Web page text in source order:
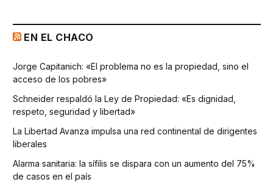
EN EL CHACO
Jorge Capitanich: «El problema no es la propiedad, sino el
acceso de los pobres»
Schneider respaldó la Ley de Propiedad: «Es dignidad,
respeto, seguridad y libertad»
La Libertad Avanza impulsa una red continental de dirigentes
liberales
Alarma sanitaria: la sífilis se dispara con un aumento del 75%
de casos en el país